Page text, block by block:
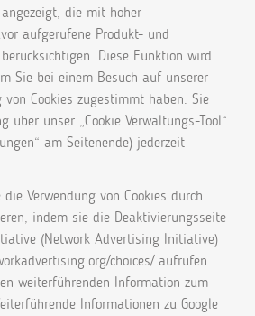
die mit hoher
aufgerufene Produkt- und
Diese Funktion wird
Sie bei einem Besuch auf unserer
von Cookies zugestimmt haben. Sie
über unser „Cookie Verwaltungs-Tool“
am Seitenende) jederzeit
Verwendung von Cookies durch
indem sie die Deaktivierungsseite
(Network Advertising Initiative)
choices/ aufrufen
weiterführenden Information zum
Informationen zu Google